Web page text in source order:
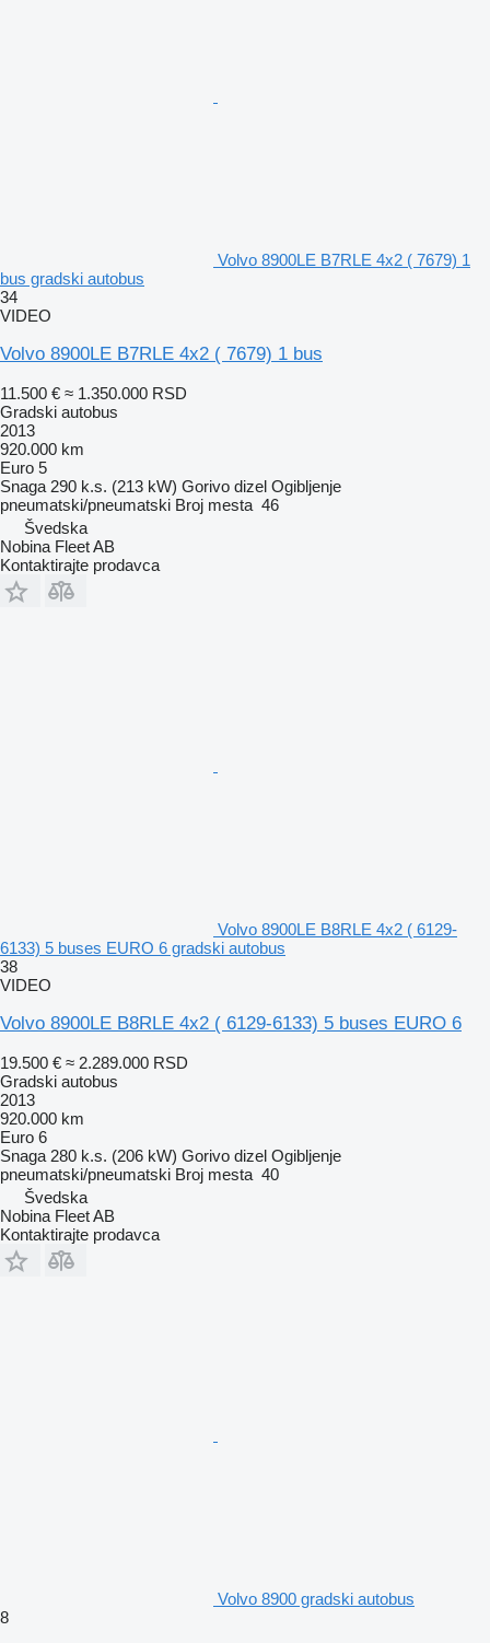
Volvo 8900LE B7RLE 4x2 ( 7679) 1
bus gradski autobus
34
VIDEO
Volvo 8900LE B7RLE 4x2 ( 7679) 1 bus
11.500 € ≈ 1.350.000 RSD
Gradski autobus
2013
920.000 km
Euro 5
Snaga 290 k.s. (213 kW) Gorivo dizel Ogibljenje
pneumatski/pneumatski Broj mesta 46
Švedska
Nobina Fleet AB
Kontaktirajte prodavca
Volvo 8900LE B8RLE 4x2 ( 6129-
6133) 5 buses EURO 6 gradski autobus
38
VIDEO
Volvo 8900LE B8RLE 4x2 ( 6129-6133) 5 buses EURO 6
19.500 € ≈ 2.289.000 RSD
Gradski autobus
2013
920.000 km
Euro 6
Snaga 280 k.s. (206 kW) Gorivo dizel Ogibljenje
pneumatski/pneumatski Broj mesta 40
Švedska
Nobina Fleet AB
Kontaktirajte prodavca
Volvo 8900 gradski autobus
8